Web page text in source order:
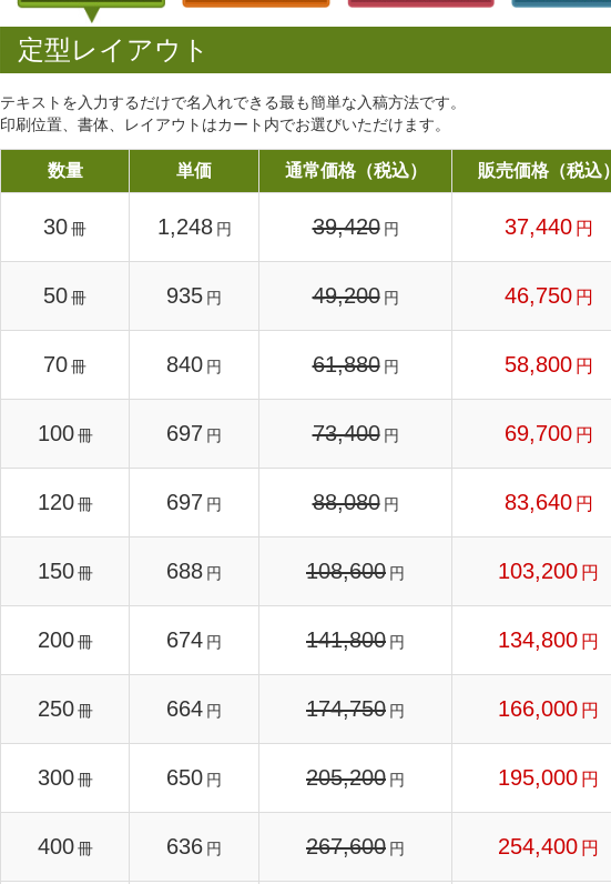
定型レイアウト
テキストを入力するだけで名入れできる最も簡単な入稿方法です。
印刷位置、書体、レイアウトはカート内でお選びいただけます。
数量 単価 通常価格（税込） 販売価格（税込）
30冊 1,248 円 39,420 円 37,440 円
50冊 935 円 49,200 円 46,750 円
70冊 840 円 61,880 円 58,800 円
100 冊 697 円 73,400 円 69,700 円
120 冊 697 円 88,080 円 83,640 円
150 冊 688 円 108,600 円 103,200 円
200 冊 674 円 141,800 円 134,800 円
250 冊 664 円 174,750 円 166,000 円
300 冊 650 円 205,200 円 195,000 円
400 冊 636 円 267,600 円 254,400 円